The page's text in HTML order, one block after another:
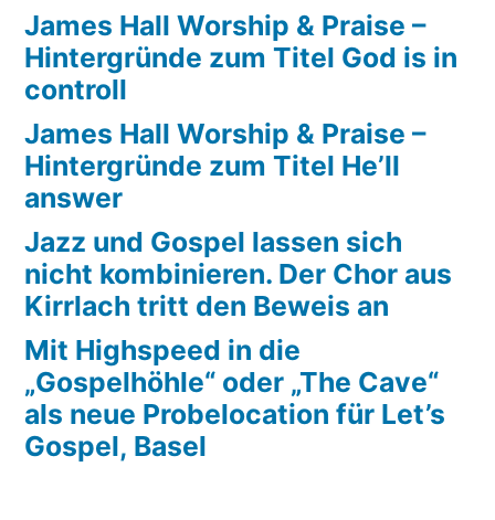
James Hall Worship & Praise –
Hintergründe zum Titel God is in
controll
James Hall Worship & Praise –
Hintergründe zum Titel He’ll
answer
Jazz und Gospel lassen sich
nicht kombinieren. Der Chor aus
Kirrlach tritt den Beweis an
Mit Highspeed in die
„Gospelhöhle“ oder „The Cave“
als neue Probelocation für Let’s
Gospel, Basel